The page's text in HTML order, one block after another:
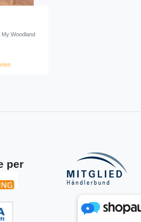
Woodland
per